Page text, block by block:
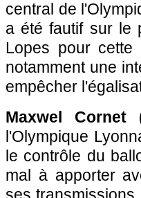
central de
a été fautif sur le
Lopes pour
notamment une
empêcher
Maxwel Cornet
l'Olympique
le contrôle du
mal à apporter